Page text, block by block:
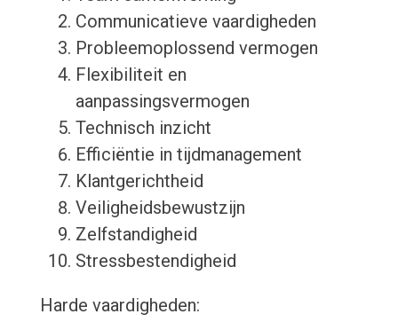
Communicatieve vaardigheden
Probleemoplossend vermogen
Flexibiliteit en
aanpassingsvermogen
Technisch inzicht
Efficiëntie in tijdmanagement
Klantgerichtheid
Veiligheidsbewustzijn
Zelfstandigheid
Stressbestendigheid
Harde vaardigheden: